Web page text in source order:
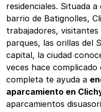
residenciales. Situada
barrio de Batignolles,
trabajadores,
parques, las orillas del
capital, la ciudad
veces hace
completa te ayuda a
aparcamiento en
aparcamientos